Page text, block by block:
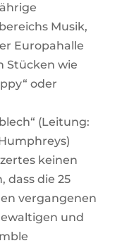
Musik,
Europahalle
Stücken wie
oder
(Leitung:
keinen
dass die 25
vergangenen
und